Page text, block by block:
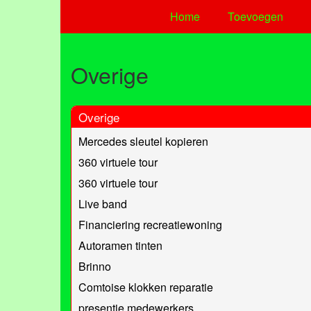
Home Toevoegen
Overige
Overige
Mercedes sleutel kopieren
360 virtuele tour
360 virtuele tour
Live band
Financiering recreatiewoning
Autoramen tinten
Brinno
Comtoise klokken reparatie
presentje medewerkers